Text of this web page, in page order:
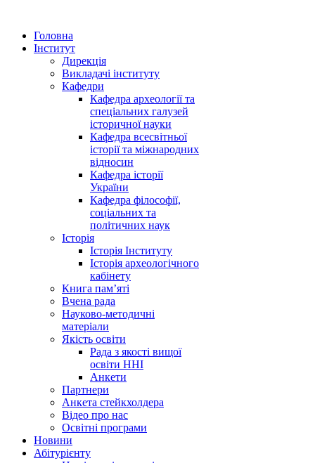
Головна
Інститут
Дирекція
Викладачі інституту
Кафедри
Кафедра археології та
спеціальних галузей
історичної науки
Кафедра всесвітньої
історії та міжнародних
відносин
Кафедра історії
України
Кафедра філософії,
соціальних та
політичних наук
Історія
Історія Інституту
Історія археологічного
кабінету
Книга памʼяті
Вчена рада
Науково-методичні
матеріали
Якість освіти
Рада з якості вищої
освіти ННІ
Анкети
Партнери
Анкета стейкхолдера
Відео про нас
Освітні програми
Hовини
Абітурієнту